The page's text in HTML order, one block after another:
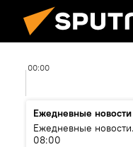
00:00
Ежедневные новости
Ежедневные
08:00